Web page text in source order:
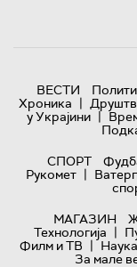
ВЕСТИ
Хроника |
у Украјини |
СПОРТ
Рукомет |
МАГАЗИН
Технологијa |
Филм и ТВ | Наука
За мале